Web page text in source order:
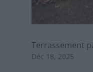
Terrassement
Déc 18, 2025